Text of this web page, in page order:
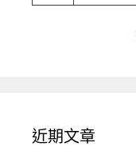
近期文章